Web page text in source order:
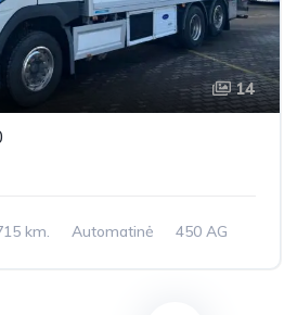
14
km. Automatinė
450 AG